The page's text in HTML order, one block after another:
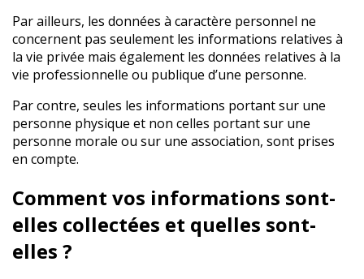
Par ailleurs, les données à caractère personnel ne
concernent pas seulement les informations relatives à
la vie privée mais également les données relatives à la
vie professionnelle ou publique d’une personne.
Par contre, seules les informations portant sur une
personne physique et non celles portant sur une
personne morale ou sur une association, sont prises
en compte.
Comment vos informations sont-
elles collectées et quelles sont-
elles ?